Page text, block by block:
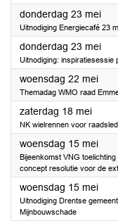
donderdag 23 mei2024
Uitnodiging Energiecafé 23
donderdag 23 mei2024
Uitnodiging: inspiratiesessie
woensdag 22 mei2024
Themadag WMO raad
zaterdag 18 mei2024
NK wielrennen voor
woensdag 15 mei2024
Bijeenkomst VNG
concept resolutie voor de
woensdag 15 mei2024
Uitnodiging Drentse
Mijnbouwschade